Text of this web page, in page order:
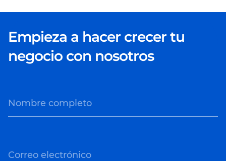
Empieza a hacer crecer tu
negocio con nosotros
Nombre completo
Correo electrónico